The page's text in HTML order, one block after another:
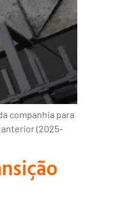
companhia para
anterior (2025-